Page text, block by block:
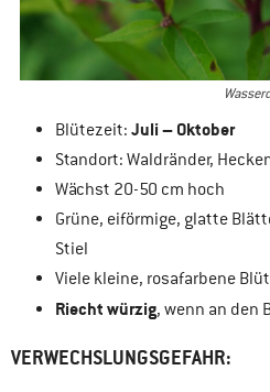
Blütezeit: Juli – Oktober
Standort: Waldränder,
Wächst 20-50 cm hoch
Grüne, eiförmige, glatte
Stiel
Viele kleine, rosafarbene
Riecht würzig, wenn an den
VERWECHSLUNGSGEFAHR: